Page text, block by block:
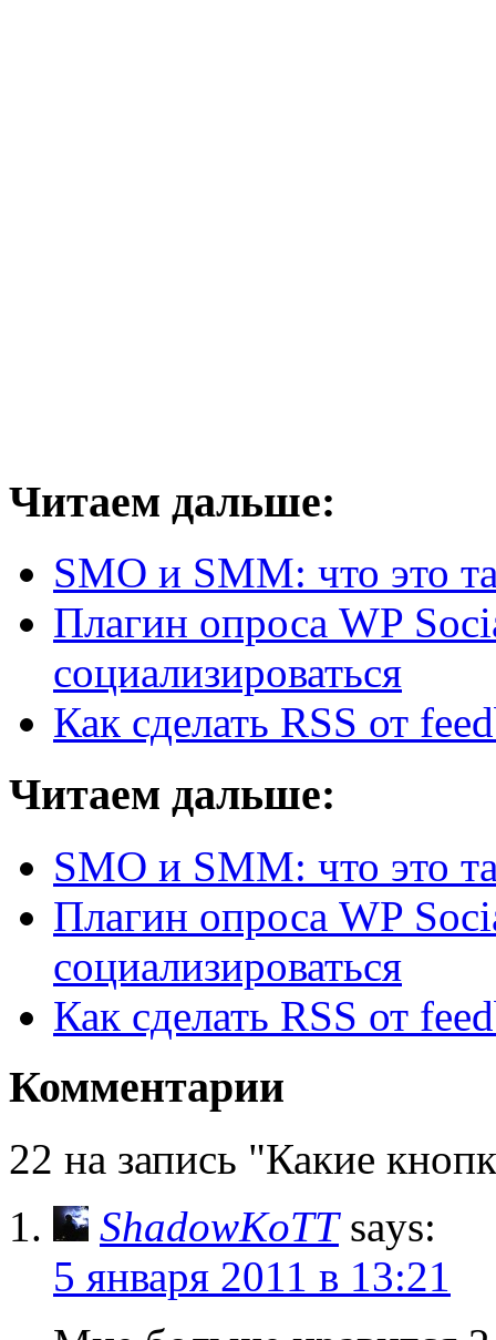
Читаем дальше:
SMO и SMM: что это
Плагин опроса WP
социализироваться
Как сделать RSS от
Читаем дальше:
SMO и SMM: что это
Плагин опроса WP
социализироваться
Как сделать RSS от
Комментарии
22 на запись "Какие
ShadowKoTT says:
5 января 2011 в 13:21